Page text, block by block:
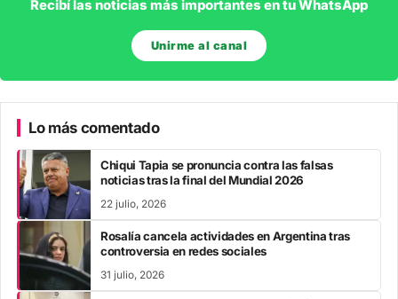
Recibí las noticias más importantes en tu WhatsApp
Unirme al canal
Lo más comentado
Chiqui Tapia se pronuncia contra las falsas
noticias tras la final del Mundial 2026
22 julio, 2026
Rosalía cancela actividades en Argentina tras
controversia en redes sociales
31 julio, 2026